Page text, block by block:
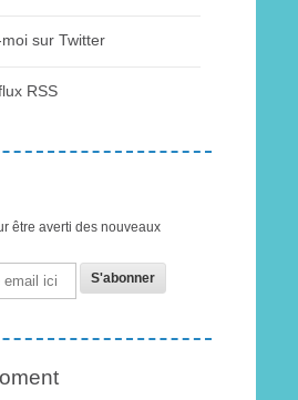
sur Twitter
RSS
être averti des nouveaux